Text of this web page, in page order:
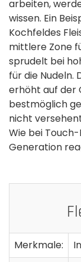
arbeiten,
wissen. Ein
Kochfeldes
mittlere Zone
sprudelt bei
für die Nudeln.
erhöht auf der
bestmöglich
nicht
Wie bei
Generation
Merkmale: